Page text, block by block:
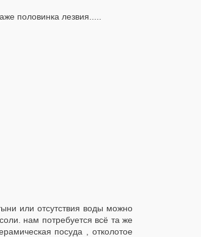
половинка лезвия.....
или отсутствия воды можно
нам потребуется всё та же
посуда , отколотое